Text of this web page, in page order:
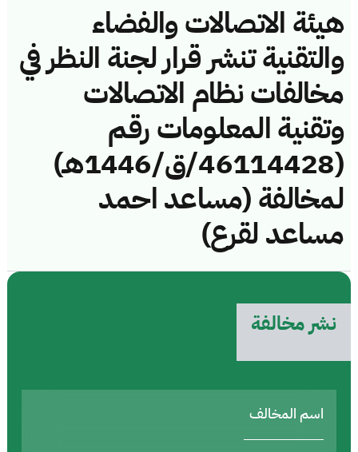
هيئة الاتصالات والفضاء
والتقنية تنشر قرار لجنة النظر في
مخالفات نظام الاتصالات
وتقنية المعلومات رقم
(46114428/ق/1446هـ)
لمخالفة (مساعد احمد
مساعد لقرع)
نشر مخالفة
اسم المخالف